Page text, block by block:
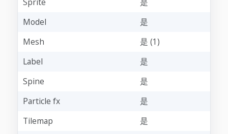
Model
是
Mesh
是 (1)
Label
是
Spine
是
Particle fx
是
Tilemap
是